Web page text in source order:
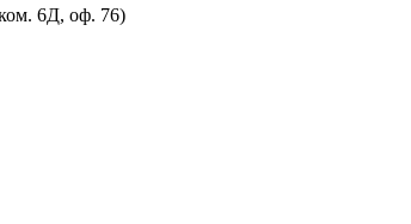
6Д, оф. 76)